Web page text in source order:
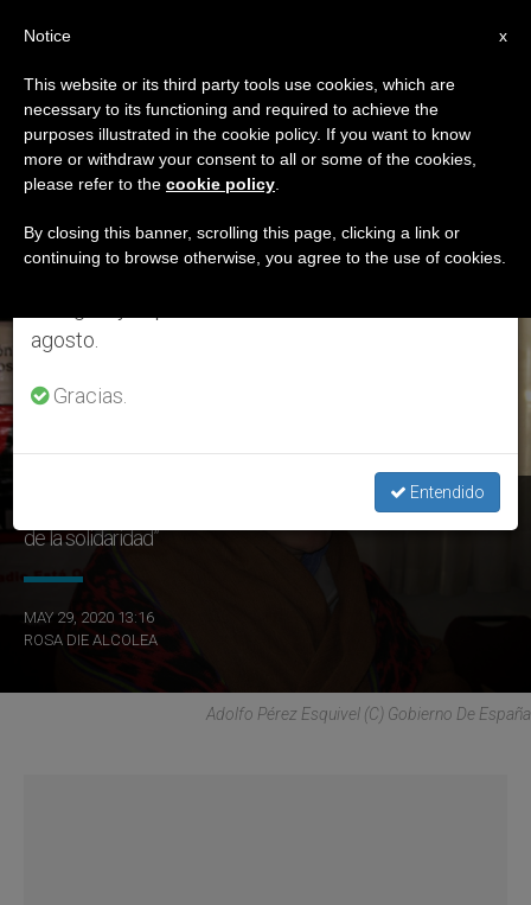
ETIQUETA
Posts Tagged
‘equilibro’
ÚLTIMAS NOTICIAS
Crisis por coronavirus: Pérez Esquivel aboga por la “cultura
de la solidaridad”
MAY 29, 2020 13:16
ROSA DIE ALCOLEA
Adolfo Pérez Esquivel (C) Gobierno De España
×
Aviso importante
Del 27 de julio al 7 de agosto haremos la pausa
anual, aprovechando que en el periodo de verano
se generan menos informaciones y también el
agosto.
Gracias.
Entendido
x
Notice
This website or its third party tools use cookies, which are
necessary to its functioning and required to achieve the
purposes illustrated in the cookie policy. If you want to know
more or withdraw your consent to all or some of the cookies,
please refer to the cookie policy
By closing this banner, scrolling this page, clicking a link or
continuing to browse otherwise, you agree to the use of cookies.